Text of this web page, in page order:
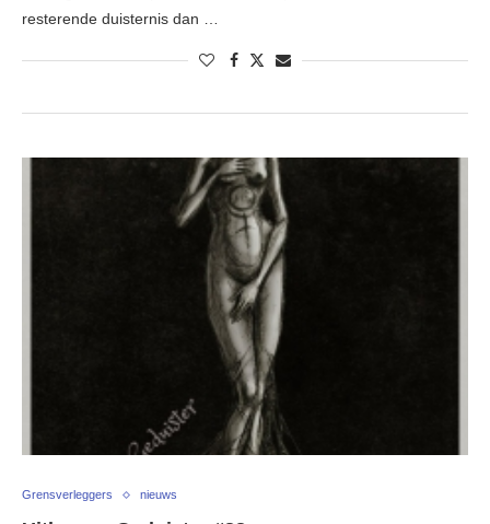
resterende duisternis dan …
Grensverleggers nieuws